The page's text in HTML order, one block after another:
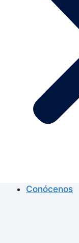
Conócenos